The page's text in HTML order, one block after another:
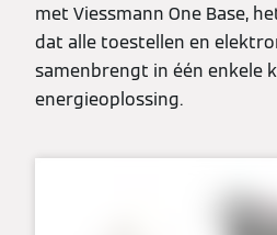
met Viessmann One Base,
dat alle toestellen en
samenbrengt in één enkele
energieoplossing.